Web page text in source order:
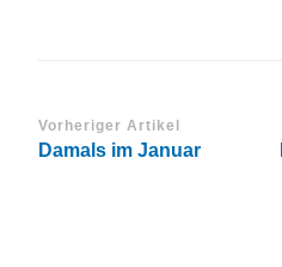
Vorheriger Artikel
Damals im Januar